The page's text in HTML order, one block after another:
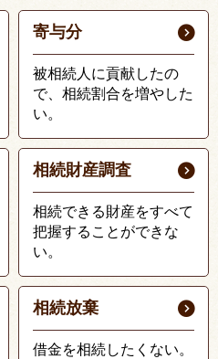
寄与分
被相続人に貢献したの
で、相続割合を増やした
い。
相続財産調査
相続できる財産をすべて
把握することができな
い。
相続放棄
借金を相続したくない。